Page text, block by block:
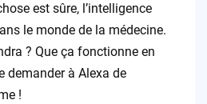
est sûre, l’intelligence
le monde de la médecine.
? Que ça fonctionne en
demander à Alexa de
!